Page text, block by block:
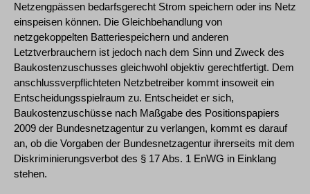
Netzengpässen bedarfsgerecht Strom speichern oder ins Netz
einspeisen können. Die Gleichbehandlung von
netzgekoppelten Batteriespeichern und anderen
Letztverbrauchern ist jedoch nach dem Sinn und Zweck des
Baukostenzuschusses gleichwohl objektiv gerechtfertigt. Dem
anschlussverpflichteten Netzbetreiber kommt insoweit ein
Entscheidungsspielraum zu. Entscheidet er sich,
Baukostenzuschüsse nach Maßgabe des Positionspapiers
2009 der Bundesnetzagentur zu verlangen, kommt es darauf
an, ob die Vorgaben der Bundesnetzagentur ihrerseits mit dem
Diskriminierungsverbot des § 17 Abs. 1 EnWG in Einklang
stehen.